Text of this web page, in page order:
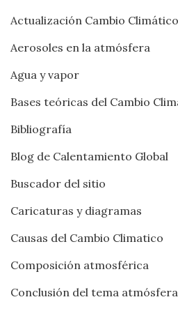
Actualización Cambio
Aerosoles en la atmósfera
Agua y vapor
Bases teóricas del Cambio
Bibliografía
Blog de Calentamiento Global
Buscador del sitio
Caricaturas y diagramas
Causas del Cambio Climatico
Composición atmosférica
Conclusión del tema